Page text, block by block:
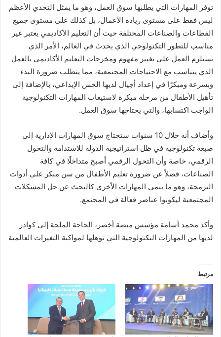
توفر المهارات التي يطلبها سوق العمل، وهو ما يمثل التحدي الأعظم
ليس فقط على مستوى ريادة الأعمال، بل كذلك على مستوى جميع
القطاعات والصناعات المختلفة حيث أن التعليم الأكاديمي يعتبر غير
مناسب للتطور التكنولوجي الذي يحدث في العالم، الأمر الذي
يستلزم العمل على تغيير مفهوم ومخرجات التعليم الأكاديمي بالعمل
الذي يتناسب مع الاحتياجات المجتمعية، مما يتطلب ضرورة البدء
وبسرعة ومبكرًا في إعداد أجيال لديها الحس الإبداعي، بالإضافة إلى
تأهيل الأطفال من مرحلة مبكرة لاستيعاب المهارات التكنولوجية
الواجب اكتسابها، والتي يحتاجها سوق العمل.
وأضاف أنه خلال 10 سنوات ستحتاج سوق المهارات الإدارية إلى
صبغة تكنولوجية في ظل استراتيجية الدولة للاستدامة والتحول
الرقمي، خاصة وأن التحول الرقمي أصبح متداخلًا في كافة
الصناعات، فضلاً عن ضرورة تعليم الأطفال من سن مبكر على أدوات
البرمجة، وهو ما ينمي المهارات الأخرى كالبحث عن حل المشكلات
المجتمعية ليكونوا عناصر فعالة في المجتمع.
وأكد محمد أسامة مؤسس منصة أخضر، الحاجة الملحة إلى كوادر
لديها من المهارات التكنولوجية التي تؤهلها لمواكبة التغيرات العالمية
مرتبط